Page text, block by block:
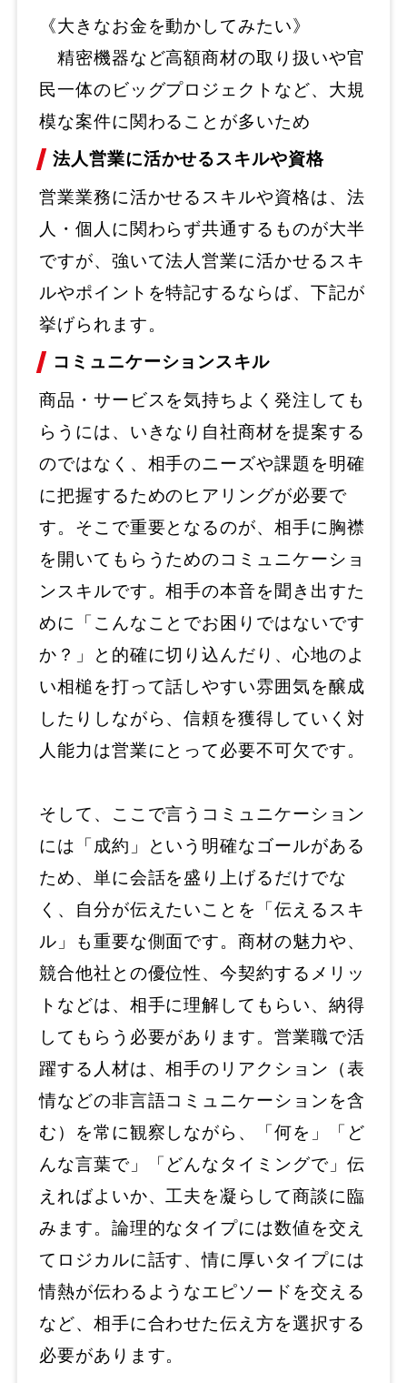
《大きなお金を動かしてみたい》
精密機器など高額商材の取り扱いや官
民一体のビッグプロジェクトなど、大規
模な案件に関わることが多いため
法人営業に活かせるスキルや資格
営業業務に活かせるスキルや資格は、法
人・個人に関わらず共通するものが大半
ですが、強いて法人営業に活かせるスキ
ルやポイントを特記するならば、下記が
挙げられます。
コミュニケーションスキル
商品・サービスを気持ちよく発注しても
らうには、いきなり自社商材を提案する
のではなく、相手のニーズや課題を明確
に把握するためのヒアリングが必要で
す。そこで重要となるのが、相手に胸襟
を開いてもらうためのコミュニケーショ
ンスキルです。相手の本音を聞き出すた
めに「こんなことでお困りではないです
か？」と的確に切り込んだり、心地のよ
い相槌を打って話しやすい雰囲気を醸成
したりしながら、信頼を獲得していく対
人能力は営業にとって必要不可欠です。
そして、ここで言うコミュニケーション
には「成約」という明確なゴールがある
ため、単に会話を盛り上げるだけでな
く、自分が伝えたいことを「伝えるスキ
ル」も重要な側面です。商材の魅力や、
競合他社との優位性、今契約するメリッ
トなどは、相手に理解してもらい、納得
してもらう必要があります。営業職で活
躍する人材は、相手のリアクション（表
情などの非言語コミュニケーションを含
む）を常に観察しながら、「何を」「ど
んな言葉で」「どんなタイミングで」伝
えればよいか、工夫を凝らして商談に臨
みます。論理的なタイプには数値を交え
てロジカルに話す、情に厚いタイプには
情熱が伝わるようなエピソードを交える
など、相手に合わせた伝え方を選択する
必要があります。